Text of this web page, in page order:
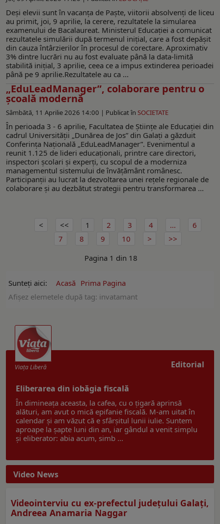
Deși elevii sunt în vacanța de Paște, viitorii absolvenți de liceu
au primit, joi, 9 aprilie, la cerere, rezultatele la simularea
examenului de Bacalaureat. Ministerul Educației a comunicat
rezultatele simulării după termenul inițial, care a fost depășit
din cauza întârzierilor în procesul de corectare. Aproximativ
3% dintre lucrări nu au fost evaluate până la data-limită
stabilită inițial, 3 aprilie, ceea ce a impus extinderea perioadei
până pe 9 aprilie.Rezultatele au ca ...
„EduLeadManager”, colaborare pentru o
școală modernă
Sâmbătă, 11 Aprilie 2026 14:00 | Publicat în SOCIETATE
În perioada 3 - 6 aprilie, Facultatea de Științe ale Educației din
cadrul Universității „Dunărea de Jos” din Galați a găzduit
Conferința Națională „EduLeadManager”. Evenimentul a
reunit 1.125 de lideri educaționali, printre care directori,
inspectori școlari și experți, cu scopul de a moderniza
managementul sistemului de învățământ românesc.
Participanții au lucrat la dezvoltarea unei rețele regionale de
colaborare și au dezbătut strategii pentru transformarea ...
1 2 3 4 ...
6
7
8 9
10
Pagina 1 din 18
Sunteți aici: Acasă Prima Pagina
Afişez elemetele după tag: invatamant
Editorial
Viaţa Liberă
Eliberarea din iobăgia fiscală
În dimineața aceasta, la cafea, cu o țigară aprinsă
alături, am avut o mică epifanie fiscală. M-am uitat în
calendar și am văzut că e sfârșitul lunii iulie. Suntem
aproape la șapte luni din an, iar gândul a venit simplu
și eliberator: abia acum, simb ...
Video News
Videointerviu cu ex-prefectul judeţului Galaţi,
Andreea Anamaria Naggar